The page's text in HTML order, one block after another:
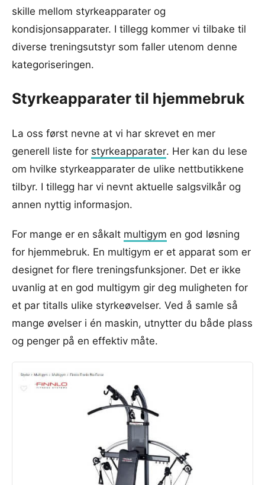
skille mellom styrkeapparater og
kondisjonsapparater. I tillegg kommer vi tilbake til
diverse treningsutstyr som faller utenom denne
kategoriseringen.
Styrkeapparater til hjemmebruk
La oss først nevne at vi har skrevet en mer
generell liste for styrkeapparater. Her kan du lese
om hvilke styrkeapparater de ulike nettbutikkene
tilbyr. I tillegg har vi nevnt aktuelle salgsvilkår og
annen nyttig informasjon.
For mange er en såkalt multigym en god løsning
for hjemmebruk. En multigym er et apparat som er
designet for flere treningsfunksjoner. Det er ikke
uvanlig at en god multigym gir deg muligheten for
et par titalls ulike styrkeøvelser. Ved å samle så
mange øvelser i én maskin, utnytter du både plass
og penger på en effektiv måte.